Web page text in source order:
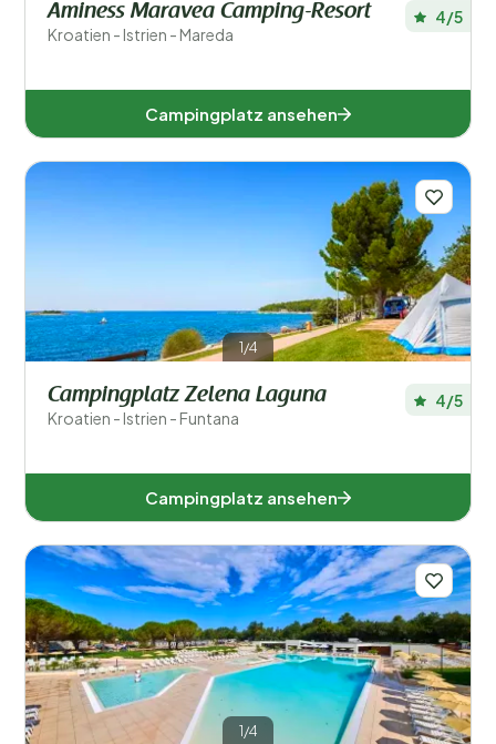
Aminess Maravea Camping-Resort
Kroatien - Istrien - Mareda
4/5
Campingplatz ansehen
1/4
Campingplatz Zelena Laguna
Kroatien - Istrien - Funtana
4/5
Campingplatz ansehen
1/4